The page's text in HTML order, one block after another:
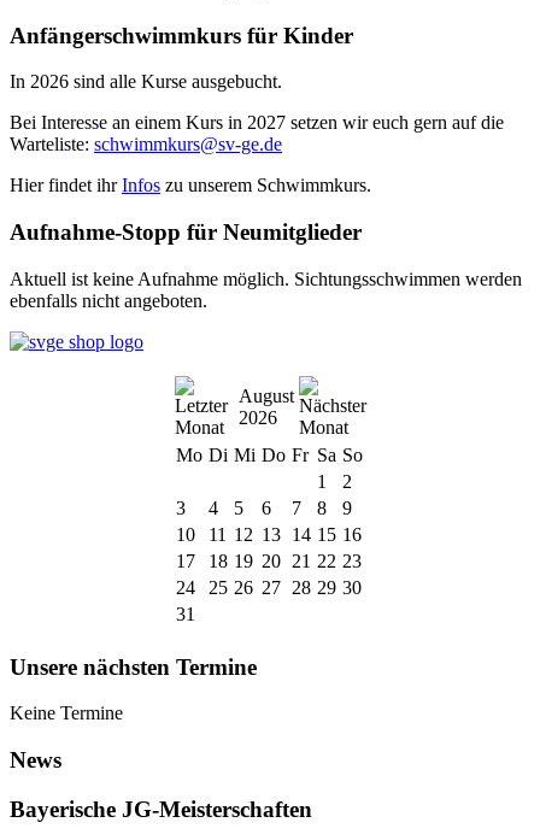
Anfängerschwimmkurs für Kinder
In 2026 sind alle Kurse ausgebucht.
Bei Interesse an einem Kurs in 2027 setzen wir euch gern auf die
Warteliste: schwimmkurs@sv-ge.de
Hier findet ihrInfos zu unserem Schwimmkurs.
Aufnahme-Stopp für Neumitglieder
Aktuell ist keine Aufnahme möglich. Sichtungsschwimmen werden
ebenfalls nicht angeboten.
August
2026
Mo Di Mi Do Fr Sa So
1
2
3
4 5 6 7 8
9
10
11 12 13 14 15 16
17
18 19 20 21 22 23
24
25 26 27 28 29 30
31
Unsere nächsten Termine
Keine Termine
News
Bayerische JG-Meisterschaften